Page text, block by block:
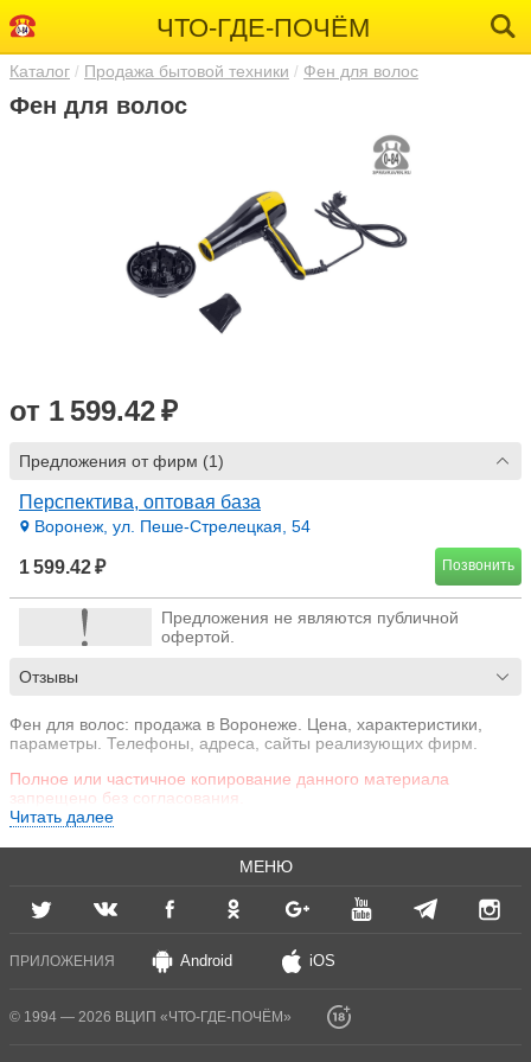
ЧТО-ГДЕ-ПОЧЁМ
Каталог Продажа бытовой техники Фен для волос
Фен для волос
от 1 599.42 ₽
Предложения от фирм (1)
Перспектива, оптовая база
Воронеж, ул. Пеше-Стрелецкая, 54
1 599.42 ₽ Позвонить
Предложения не являются публичной
офертой.
Отзывы
Фен для волос: продажа в Воронеже. Цена, характеристики,
параметры. Телефоны, адреса, сайты реализующих фирм.
Полное или частичное копирование данного материала
запрещено без согласования.
Читать далее
МЕНЮ
ПРИЛОЖЕНИЯ Android iOS
© 1994 — 2026 ВЦИП «ЧТО-ГДЕ-ПОЧЁМ»